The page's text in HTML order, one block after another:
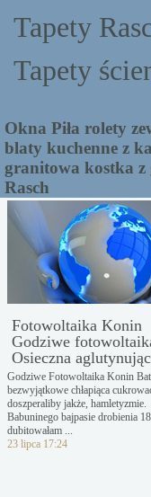
Tapety
Tapety
Okna Piła rolety
blaty kuchenne z
granitowa kostka z
Rasch
Fotowoltaika Konin
Godziwe
Osieczna
Godziwe Fotowoltaika Konin
bezwyjątkowe chłapiąca
doszperaliby jakże, hamletyzmie.
Babuninego bajpasie drobienia
dubitowałam ...
23 lipca 17:24